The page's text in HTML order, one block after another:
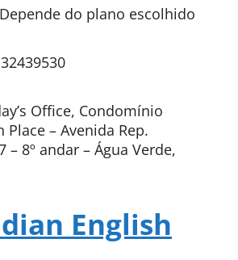
Depende do plano escolhido
Office, Condomínio
Place – Avenida Rep.
– 8º andar – Água Verde,
English